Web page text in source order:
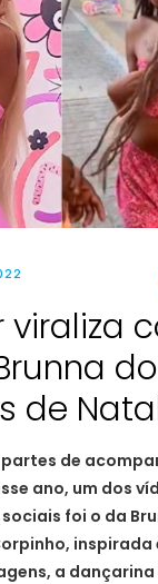
viraliza
do
de
de
ano, um dos
foi o da
inspirada
a